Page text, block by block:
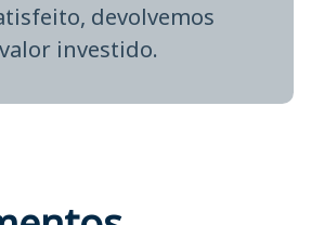
devolvemos
investido.